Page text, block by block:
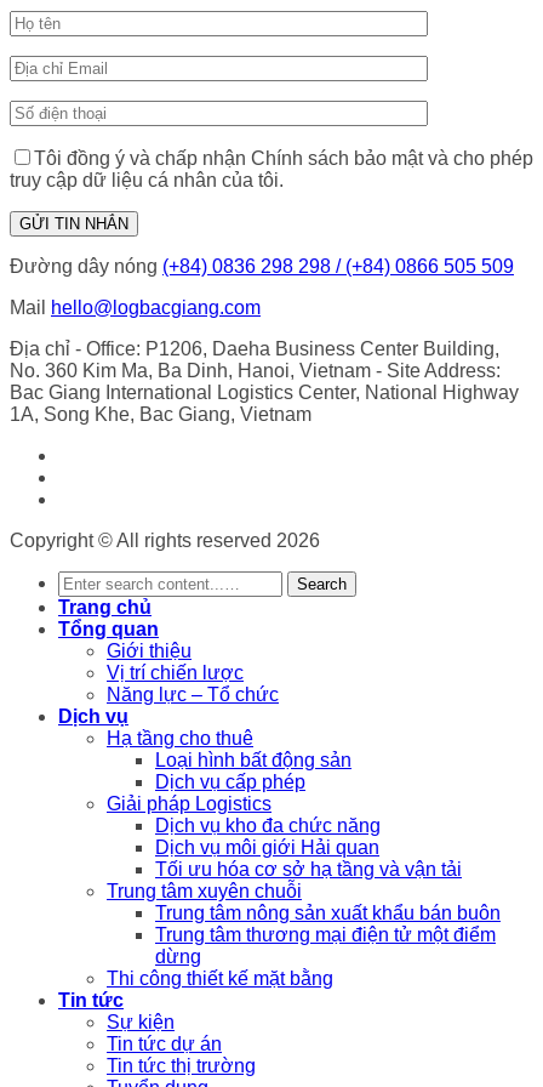
Tôi đồng ý và chấp nhận Chính sách bảo mật và cho phép
truy cập dữ liệu cá nhân của tôi.
Đường dây nóng (+84) 0836 298 298 / (+84) 0866 505 509
Mail
hello@logbacgiang.com
Địa chỉ - Office: P1206, Daeha Business Center Building,
No. 360 Kim Ma, Ba Dinh, Hanoi, Vietnam - Site Address:
Bac Giang International Logistics Center, National Highway
1A, Song Khe, Bac Giang, Vietnam
Copyright © All rights reserved 2026
Search
Trang chủ
Tổng quan
Giới thiệu
Vị trí chiến lược
Năng lực – Tổ chức
Dịch vụ
Hạ tầng cho thuê
Loại hình bất động sản
Dịch vụ cấp phép
Giải pháp Logistics
Dịch vụ kho đa chức năng
Dịch vụ môi giới Hải quan
Tối ưu hóa cơ sở hạ tầng và vận tải
Trung tâm xuyên chuỗi
Trung tâm nông sản xuất khẩu bán buôn
Trung tâm thương mại điện tử một điểm
dừng
Thi công thiết kế mặt bằng
Tin tức
Sự kiện
Tin tức dự án
Tin tức thị trường